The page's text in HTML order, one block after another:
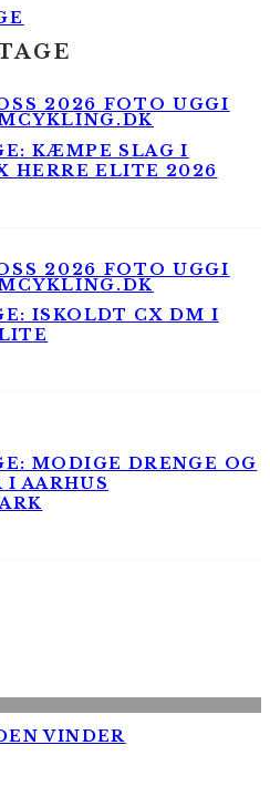
KÆMPE SLAG I
HERRE ELITE 2026
ISKOLDT CX DM I
MODIGE DRENGE OG
I AARHUS
VINDER